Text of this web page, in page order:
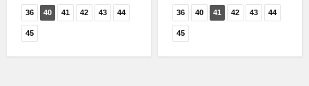
36 40 41 42 43 44
45
36 40 41 42 43 44
45